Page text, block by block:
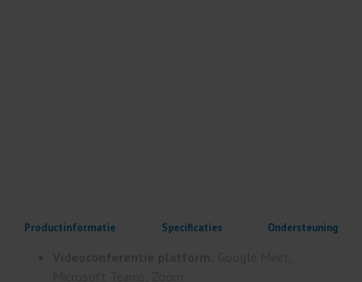
Productinformatie Specificaties Ondersteuning